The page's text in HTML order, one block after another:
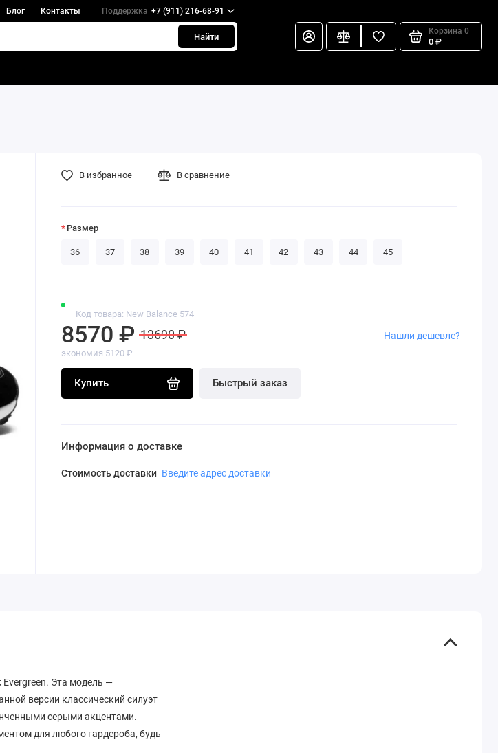
Блог Контакты Поддержка +7 (911) 216-68-91
Найти
Корзина 0
0 ₽
Код товара: New Balance 574
8570 ₽ 13690 ₽
экономия 5120 ₽
Купить Быстрый заказ
Нашли дешевле?
В избранное В сравнение
Размер
36 37 38 39 40 41 42 43 44 45
Информация о доставке
Стоимость доставки Введите адрес доставки
Evergreen. Эта модель —
версии классический силуэт
серыми акцентами.
для любого гардероба, будь